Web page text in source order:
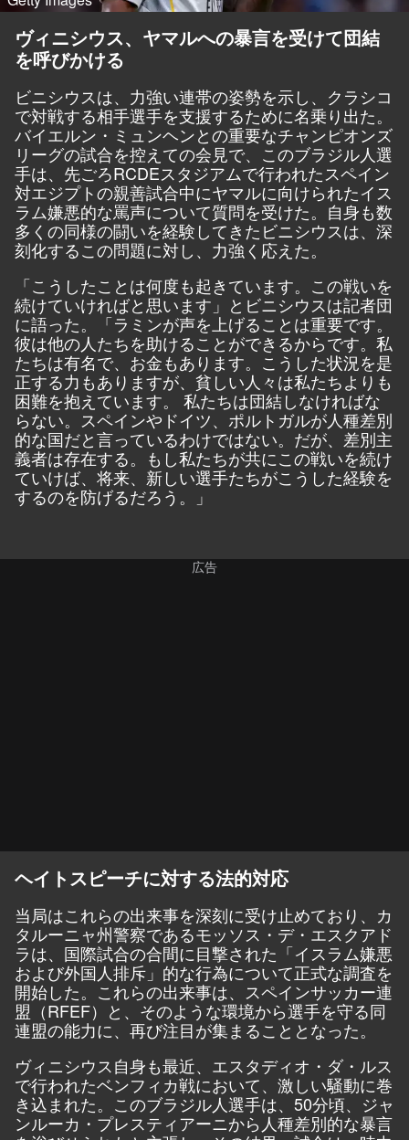
ヴィニシウス、ヤマルへの暴言を受けて団結
を呼びかける
ビニシウスは、力強い連帯の姿勢を示し、クラシコ
で対戦する相手選手を支援するために名乗り出た。
バイエルン・ミュンヘンとの重要なチャンピオンズ
リーグの試合を控えての会見で、このブラジル人選
手は、先ごろRCDEスタジアムで行われたスペイン
対エジプトの親善試合中にヤマルに向けられたイス
ラム嫌悪的な罵声について質問を受けた。自身も数
多くの同様の闘いを経験してきたビニシウスは、深
刻化するこの問題に対し、力強く応えた。
「こうしたことは何度も起きています。この戦いを
続けていければと思います」とビニシウスは記者団
に語った。「ラミンが声を上げることは重要です。
彼は他の人たちを助けることができるからです。私
たちは有名で、お金もあります。こうした状況を是
正する力もありますが、貧しい人々は私たちよりも
困難を抱えています。 私たちは団結しなければな
らない。スペインやドイツ、ポルトガルが人種差別
的な国だと言っているわけではない。だが、差別主
義者は存在する。もし私たちが共にこの戦いを続け
ていけば、将来、新しい選手たちがこうした経験を
するのを防げるだろう。」
ヘイトスピーチに対する法的対応
当局はこれらの出来事を深刻に受け止めており、カ
タルーニャ州警察であるモッソス・デ・エスクアド
ラは、国際試合の合間に目撃された「イスラム嫌悪
および外国人排斥」的な行為について正式な調査を
開始した。これらの出来事は、スペインサッカー連
盟（RFEF）と、そのような環境から選手を守る同
連盟の能力に、再び注目が集まることとなった。
ヴィニシウス自身も最近、エスタディオ・ダ・ルス
で行われたベンフィカ戦において、激しい騒動に巻
き込まれた。このブラジル人選手は、50分頃、ジャ
ンルーカ・プレスティアーニから人種差別的な暴言